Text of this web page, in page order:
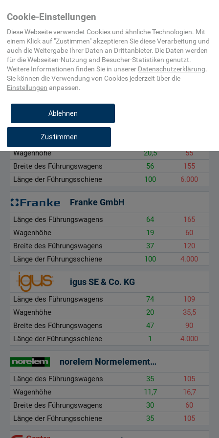
Befestigungsmittel,
Beschlag
Länge des Führungswagens, mm
Wagenhöhe, mm
Breite des Führungswagens, mm
Länge des Führungswagens
Wagenhöhe
20,5
55
Breite des Führungswagens
56
155
Länge der Führungsschiene
100 6.000
Franke GmbH
Länge des Führungswagens 64
165
Wagenhöhe
19
60
Breite des Führungswagens
37
120
Länge der Führungsschiene
100 4.000
igus SE & Co. KG
Länge des Führungswagens 74
109
Wagenhöhe
20
35,5
Breite des Führungswagens
47
90
Länge der Führungsschiene
1 4.000
norelem Normelemente GmbH & Co. KG
Länge des Führungswagens 35
105
Wagenhöhe
11,7
16,7
Breite des Führungswagens
30
60
Länge der Führungsschiene
35 105
Cookie-Einstellungen
Diese Webseite verwendet Cookies und ähnliche Technologien. Mit
einem Klick auf "Zustimmen" akzeptieren Sie diese Verarbeitung und
auch die Weitergabe Ihrer Daten an Drittanbieter. Die Daten werden
für dieWebseiten-Nutzung and Besucher-Statistiken genutzt.
Weitere Informationen finden Sie in unserer Datenschutzerklärung.
Sie können die Verwendung von Cookies jederzeit über die
Einstellungen anpassen.
Ablehnen
Zustimmen